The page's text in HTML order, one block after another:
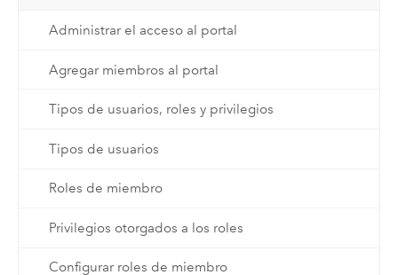
Administrar el acceso al portal
Agregar miembros al portal
Tipos de usuarios, roles y privilegios
Tipos de usuarios
Roles de miembro
Privilegios otorgados a los roles
Configurar roles de miembro